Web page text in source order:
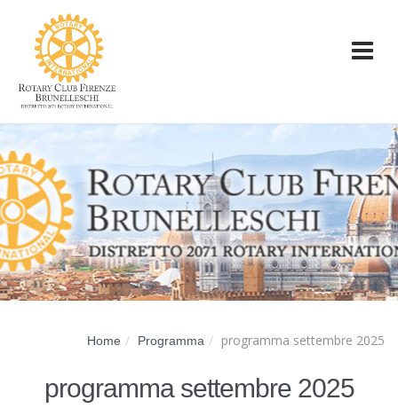
Home Programma programma settembre 2025
programma settembre 2025